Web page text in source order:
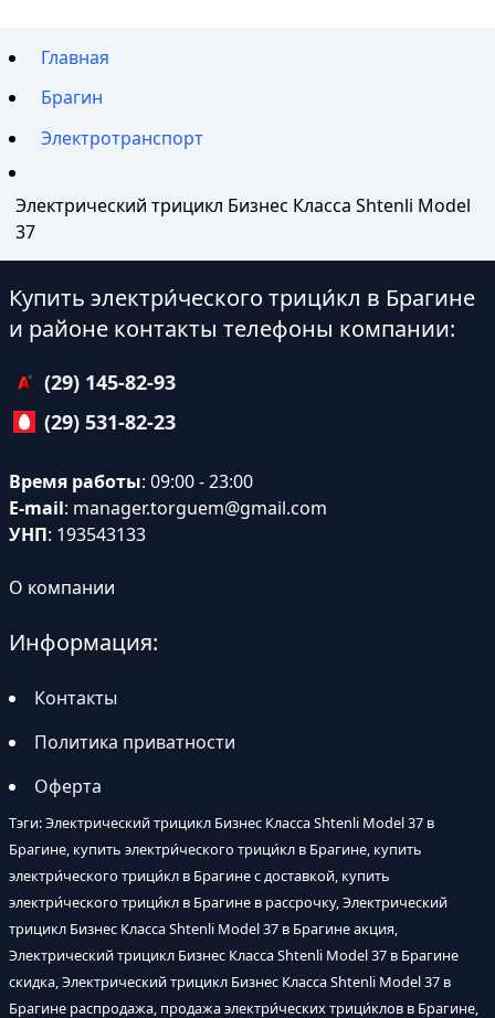
Главная
Брагин
Электротранспорт
Электрический трицикл Бизнес Класса Shtenli Model
37
Купить электри́ческого трици́кл в Брагине
и районе контакты телефоны компании:
(29) 145-82-93
(29) 531-82-23
Время работы: 09:00 - 23:00
E-mail: manager.torguem@gmail.com
УНП: 193543133
О компании
Информация:
Контакты
Политика приватности
Оферта
Тэги: Электрический трицикл Бизнес Класса Shtenli Model 37 в
Брагине, купить электри́ческого трици́кл в Брагине, купить
электри́ческого трици́кл в Брагине с доставкой, купить
электри́ческого трици́кл в Брагине в рассрочку, Электрический
трицикл Бизнес Класса Shtenli Model 37 в Брагине акция,
Электрический трицикл Бизнес Класса Shtenli Model 37 в Брагине
скидка, Электрический трицикл Бизнес Класса Shtenli Model 37 в
Брагине распродажа, продажа электри́ческих трици́клов в Брагине,